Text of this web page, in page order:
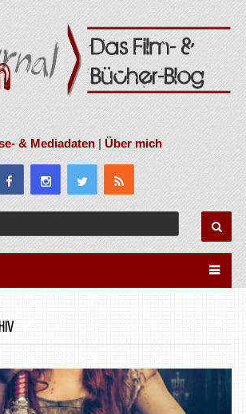
& Mediadaten|Über mich